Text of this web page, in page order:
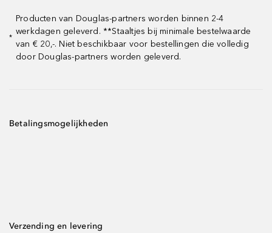
*
Producten van Douglas-partners worden binnen 2-4
werkdagen geleverd. **Staaltjes bij minimale bestelwaarde
van € 20,-. Niet beschikbaar voor bestellingen die volledig
door Douglas-partners worden geleverd.
Betalingsmogelijkheden
Verzending en levering